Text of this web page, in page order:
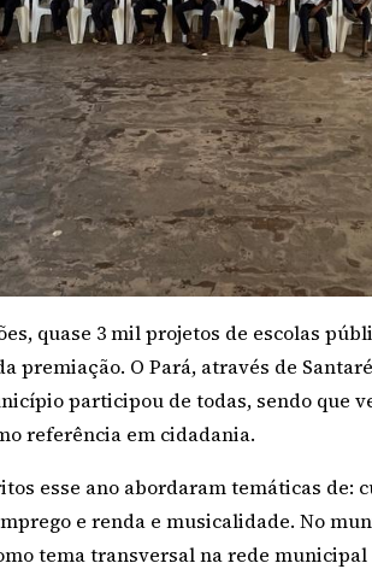
quase 3 mil projetos de escolas
premiação. O Pará, através de
participou de todas, sendo que
referência em cidadania.
esse ano abordaram temáticas
e renda e musicalidade. No
tema transversal na rede municipal